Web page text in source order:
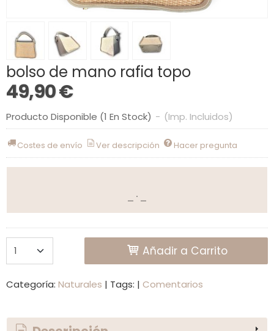
bolso de mano rafia topo
49,90 €
Producto Disponible (1 En Stock) - (Imp. Incluidos)
Costes de envío Ver descripción Hacer pregunta
Añadir a Carrito
Categoría: Naturales | Tags: | Comentarios